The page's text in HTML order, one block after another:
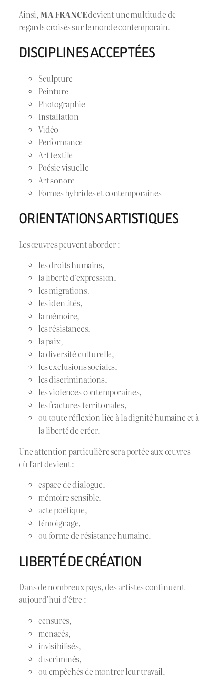
Ainsi, MA FRANCEdevient une multitude de
regards croisés sur le monde contemporain.
DISCIPLINES ACCEPTÉES
Sculpture
Peinture
Photographie
Installation
Vidéo
Performance
Art textile
Poésie visuelle
Art sonore
Formes hybrides et contemporaines
ORIENTATIONS ARTISTIQUES
Les œuvres peuvent aborder :
les droits humains,
la liberté d’expression,
les migrations,
les identités,
la mémoire,
les résistances,
la paix,
la diversité culturelle,
les exclusions sociales,
les discriminations,
les violences contemporaines,
les fractures territoriales,
ou toute réflexion liée à la dignité humaine et à
la liberté de créer.
Une attention particulière sera portée aux œuvres
où l’art devient :
espace de dialogue,
mémoire sensible,
acte poétique,
témoignage,
ou forme de résistance humaine.
LIBERTÉ DE CRÉATION
Dans de nombreux pays, des artistes continuent
aujourd’hui d’être :
censurés,
menacés,
invisibilisés,
discriminés,
ou empêchés de montrer leur travail.